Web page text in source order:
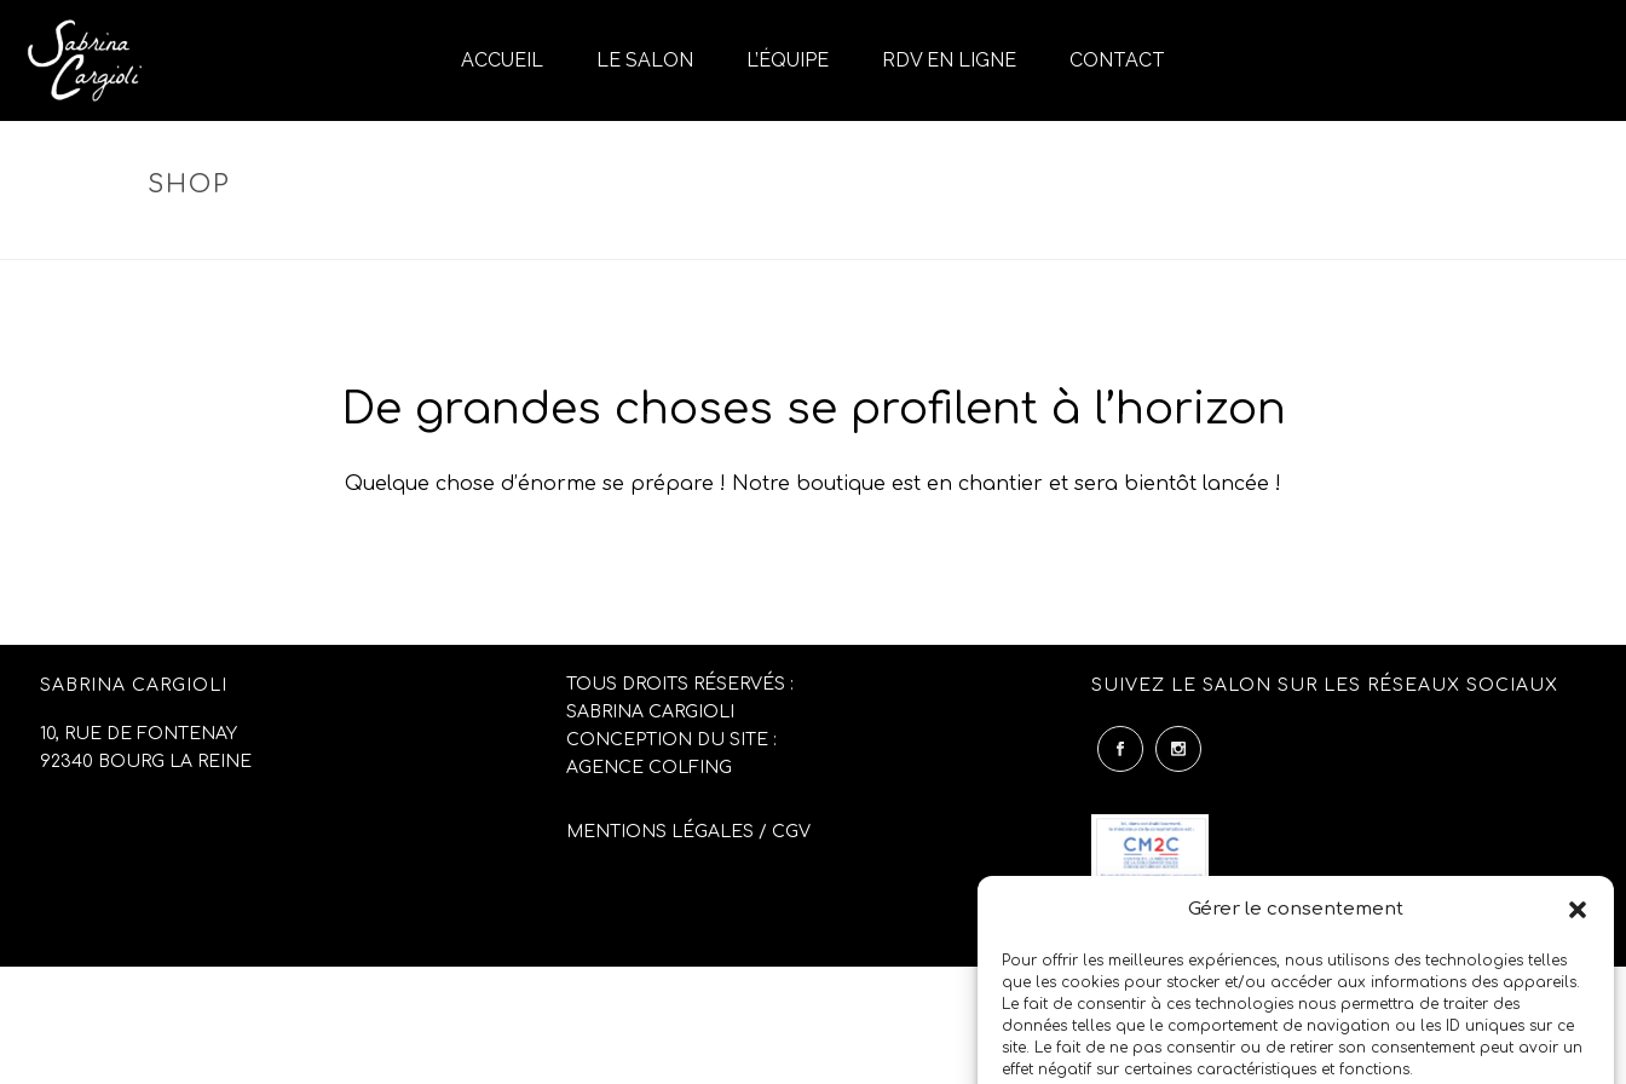
Gérer le consentement
Pour offrir les meilleures expériences, nous utilisons des technologies telles
que les cookies pour stocker et/ou accéder aux informations des appareils.
Le fait de consentir à ces technologies nous permettra de traiter des
données telles que le comportement de navigation ou les ID uniques sur ce
site. Le fait de ne pas consentir ou de retirer son consentement peut avoir un
effet négatif sur certaines caractéristiques et fonctions.
ACCUEIL LE SALON L’ÉQUIPE RDV EN LIGNE CONTACT
SHOP
De grandes choses se profilent à l’horizon
Quelque chose d’énorme se prépare ! Notre boutique est en chantier et sera bientôt lancée !
SABRINA CARGIOLI
10, RUE DE FONTENAY
92340 BOURG LA REINE
TOUS DROITS RÉSERVÉS :
SABRINA CARGIOLI
CONCEPTION DU SITE :
AGENCE COLFING
MENTIONS LÉGALES / CGV
SUIVEZ LE SALON SUR LES RÉSEAUX SOCIAUX